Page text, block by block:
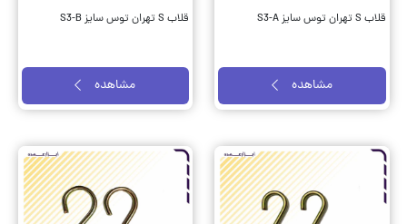
قلاب S تهران توس سایز S3-A
مشاهده
قلاب S تهران توس سایز S3-B
مشاهده